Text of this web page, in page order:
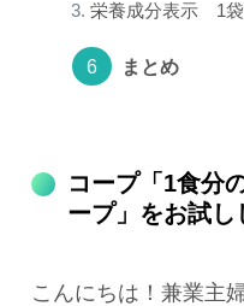
栄養成分表示 1袋
まとめ
コープ「1食分
ープ」をお試し
こんにちは！兼業主